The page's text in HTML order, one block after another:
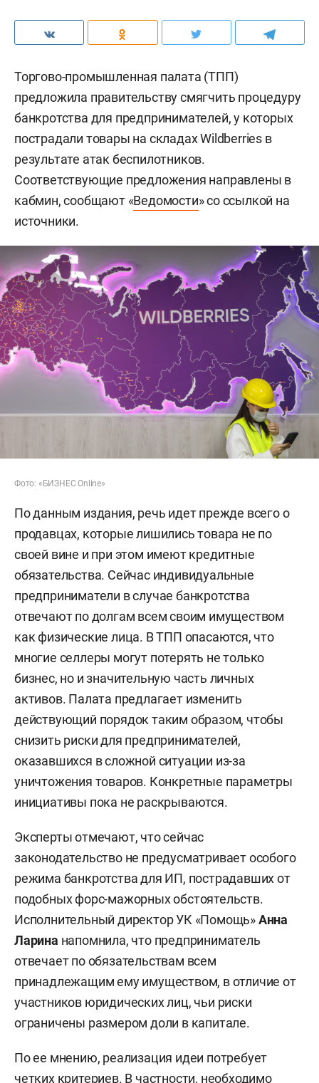
Торгово-промышленная палата (ТПП)
предложила правительству смягчить процедуру
банкротства для предпринимателей, у которых
пострадали товары на складах Wildberries в
результате атак беспилотников.
Соответствующие предложения направлены в
кабмин, сообщают «Ведомости» со ссылкой на
источники.
Фото: «БИЗНЕС Online»
По данным издания, речь идет прежде всего о
продавцах, которые лишились товара не по
своей вине и при этом имеют кредитные
обязательства. Сейчас индивидуальные
предприниматели в случае банкротства
отвечают по долгам всем своим имуществом
как физические лица. В ТПП опасаются, что
многие селлеры могут потерять не только
бизнес, но и значительную часть личных
активов. Палата предлагает изменить
действующий порядок таким образом, чтобы
снизить риски для предпринимателей,
оказавшихся в сложной ситуации из-за
уничтожения товаров. Конкретные параметры
инициативы пока не раскрываются.
Эксперты отмечают, что сейчас
законодательство не предусматривает особого
режима банкротства для ИП, пострадавших от
подобных форс-мажорных обстоятельств.
Исполнительный директор УК «Помощь»Анна
Ларина напомнила, что предприниматель
отвечает по обязательствам всем
принадлежащим ему имуществом, в отличие от
участников юридических лиц, чьи риски
ограничены размером доли в капитале.
По ее мнению, реализация идеи потребует
четких критериев. В частности, необходимо